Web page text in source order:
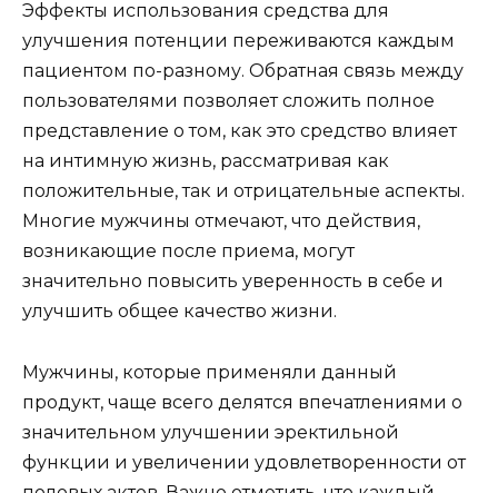
Эффекты использования средства для
улучшения потенции переживаются каждым
пациентом по-разному. Обратная связь между
пользователями позволяет сложить полное
представление о том, как это средство влияет
на интимную жизнь, рассматривая как
положительные, так и отрицательные аспекты.
Многие мужчины отмечают, что действия,
возникающие после приема, могут
значительно повысить уверенность в себе и
улучшить общее качество жизни.
Мужчины, которые применяли данный
продукт, чаще всего делятся впечатлениями о
значительном улучшении эректильной
функции и увеличении удовлетворенности от